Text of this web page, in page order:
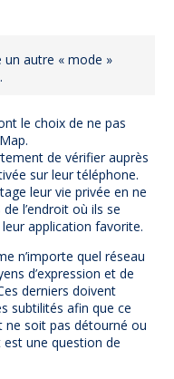
un autre « mode »
le choix de ne pas
de vérifier auprès
sur leur téléphone.
leur vie privée en ne
l’endroit où ils se
application favorite.
n’importe quel réseau
d’expression et de
derniers doivent
subtilités afin que ce
ne soit pas détourné ou
une question de